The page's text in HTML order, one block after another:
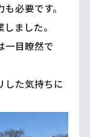
必要です。
ました。
一目瞭然で
した気持ちに